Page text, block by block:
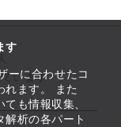
す
ーに合わせたコ
れます。 また
も情報収集、
解析の各パート
います